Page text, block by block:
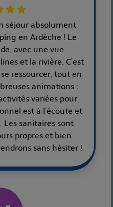
séjour absolument
en Ardèche ! Le
avec une vue
et la rivière. C’est
ressourcer, tout en
animations :
variées pour
est à l’écoute et
Les sanitaires sont
propres et bien
sans hésiter !